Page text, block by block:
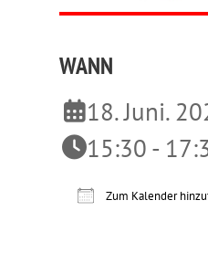
WANN
18. Juni.
15:30 -
Zum Kalender